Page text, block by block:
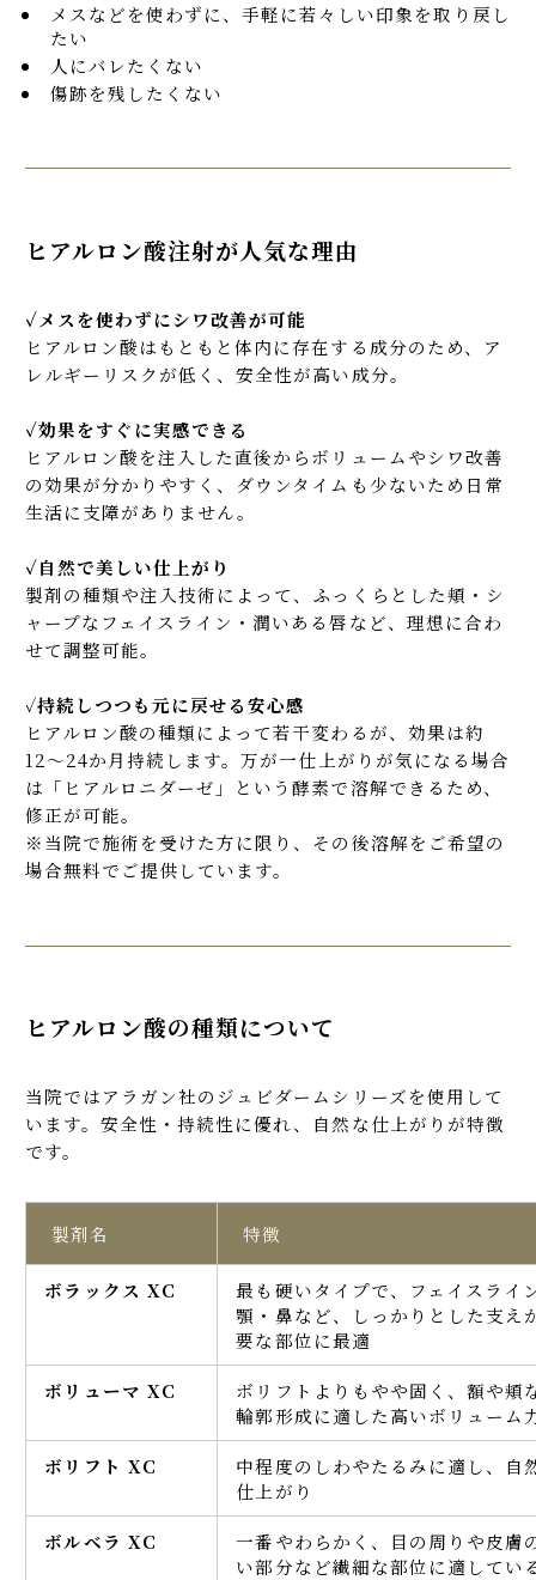
メスなどを使わずに、手軽に若々しい印象を取り戻し
たい
人にバレたくない
傷跡を残したくない
ヒアルロン酸注射が人気な理由
✓メスを使わずにシワ改善が可能
ヒアルロン酸はもともと体内に存在する成分のため、ア
レルギーリスクが低く、安全性が高い成分。
✓効果をすぐに実感できる
ヒアルロン酸を注入した直後からボリュームやシワ改善
の効果が分かりやすく、ダウンタイムも少ないため日常
生活に支障がありません。
✓自然で美しい仕上がり
製剤の種類や注入技術によって、ふっくらとした頬・シ
ャープなフェイスライン・潤いある唇など、理想に合わ
せて調整可能。
✓持続しつつも元に戻せる安心感
ヒアルロン酸の種類によって若干変わるが、効果は約
12〜24か月持続します。万が一仕上がりが気になる場合
は「ヒアルロニダーゼ」という酵素で溶解できるため、
修正が可能。
※当院で施術を受けた方に限り、その後溶解をご希望の
場合無料でご提供しています。
ヒアルロン酸の種類について
当院ではアラガン社のジュビダームシリーズを使用して
います。安全性・持続性に優れ、自然な仕上がりが特徴
です。
製剤名 特徴
ボラックス XC
最も硬いタイプで、フェイスライ
顎・鼻など、しっかりとした支え
要な部位に最適
ボリューマ XC
ボリフトよりもやや固く、額や頬
輪郭形成に適した高いボリューム
ボリフト XC
中程度のしわやたるみに適し、自
仕上がり
ボルベラ XC
一番やわらかく、目の周りや皮膚
い部分など繊細な部位に適してい